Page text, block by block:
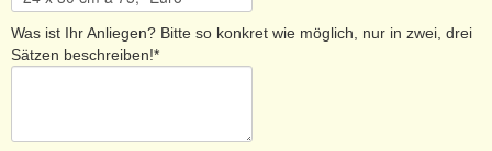
Alle mit * gekennzeichneten Felder ausfüllen
Was ist Ihr Anliegen? Bitte so konkret wie möglich, nur in zwei, drei
Sätzen beschreiben!*